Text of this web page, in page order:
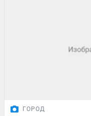
ГОРОД